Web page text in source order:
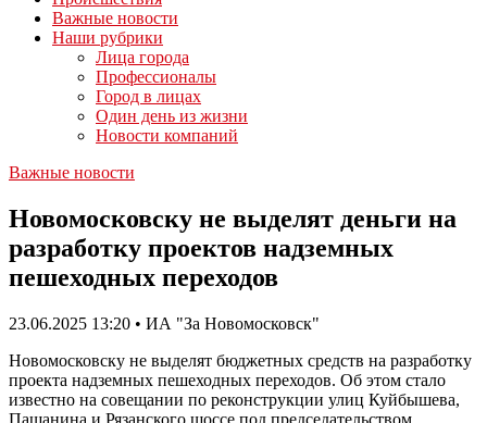
Важные новости
Наши рубрики
Лица города
Профессионалы
Город в лицах
Один день из жизни
Новости компаний
Важные новости
Новомосковску не выделят деньги на
разработку проектов надземных
пешеходных переходов
23.06.2025 13:20 • ИА "За Новомосковск"
Новомосковску не выделят бюджетных средств на разработку
проекта надземных пешеходных переходов. Об этом стало
известно на совещании по реконструкции улиц Куйбышева,
Пашанина и Рязанского шоссе под председательством